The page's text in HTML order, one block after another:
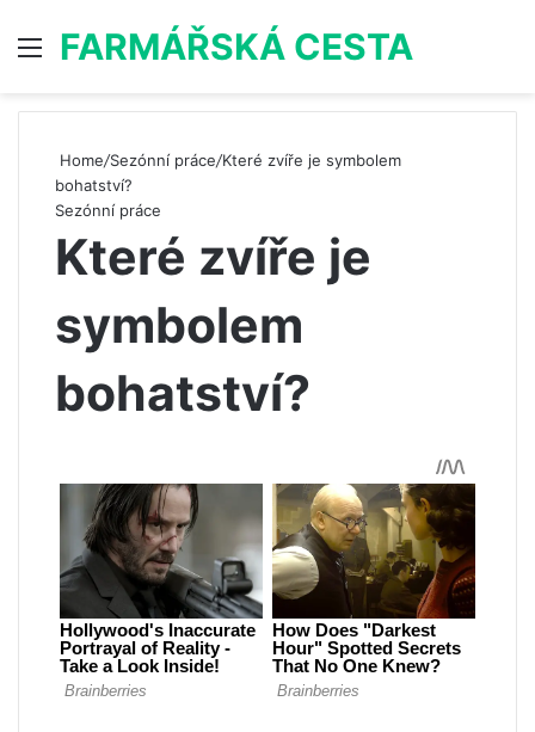
Menu
FARMÁŘSKÁ CESTA
Home/Sezónní práce/Které zvíře je symbolem
bohatství?
Sezónní práce
Které zvíře je
symbolem
bohatství?